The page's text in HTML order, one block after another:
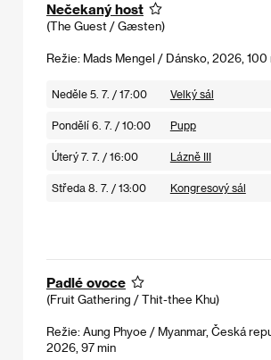
Nečekaný host
(The Guest / Gæsten)
Režie: Mads Mengel / Dánsko, 2026, 100
Neděle 5. 7. / 17:00 Velký sál
Pondělí 6. 7. / 10:00 Pupp
Úterý 7. 7. / 16:00 Lázně III
Středa 8. 7. / 13:00 Kongresový sál
Padlé ovoce
(Fruit Gathering / Thit-thee Khu)
Režie: Aung Phyoe / Myanmar, Česká
2026, 97 min